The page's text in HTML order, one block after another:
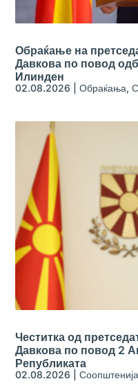
Обраќање на
Давкова по повод
Илинден
02.08.2026 |Обраќања,
Честитка од
Давкова по повод 2
Републиката
02.08.2026 |Соопштенија